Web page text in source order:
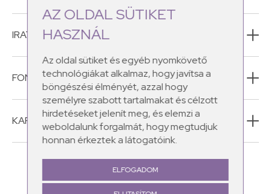
AZ OLDAL SÜTIKET
HASZNÁL
Az oldal sütiket és egyéb nyomkövető
technológiákat alkalmaz, hogy javítsa a
böngészési élményét, azzal hogy
személyre szabott tartalmakat és célzott
hirdetéseket jelenít meg, és elemzi a
weboldalunk forgalmát, hogy megtudjuk
honnan érkeztek a látogatóink.
ELFOGADOM
IRATKOZZ FEL HÍRLEVELÜNKRE!
FONTOS INFORMÁCIÓK
KAPCSOLAT